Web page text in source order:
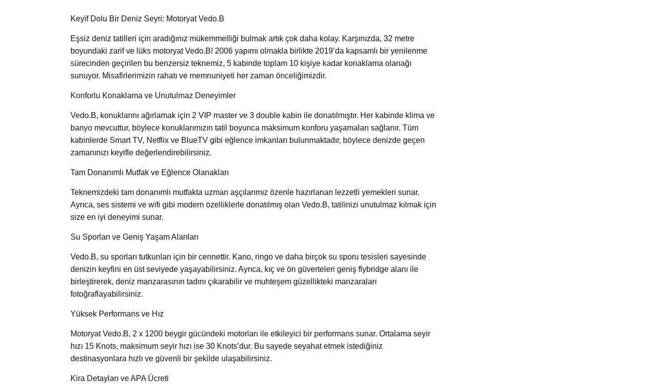
Keyif Dolu Bir Deniz Seyri: Motoryat Vedo.B
Eşsiz deniz tatilleri için aradığınız mükemmelliği bulmak artık çok daha kolay. Karşınızda, 32 metre
boyundaki zarif ve lüks motoryat Vedo.B! 2006 yapımı olmakla birlikte 2019’da kapsamlı bir yenilenme
sürecinden geçirilen bu benzersiz teknemiz, 5 kabinde toplam 10 kişiye kadar konaklama olanağı
sunuyor. Misafirlerimizin rahatı ve memnuniyeti her zaman önceliğimizdir.
Konforlu Konaklama ve Unutulmaz Deneyimler
Vedo.B, konuklarını ağırlamak için 2 VIP master ve 3 double kabin ile donatılmıştır. Her kabinde klima ve
banyo mevcuttur, böylece konuklarımızın tatil boyunca maksimum konforu yaşamaları sağlanır. Tüm
kabinlerde Smart TV, Netflix ve BlueTV gibi eğlence imkanları bulunmaktadır, böylece denizde geçen
zamanınızı keyifle değerlendirebilirsiniz.
Tam Donanımlı Mutfak ve Eğlence Olanakları
Teknemizdeki tam donanımlı mutfakta uzman aşçılarımız özenle hazırlanan lezzetli yemekleri sunar.
Ayrıca, ses sistemi ve wifi gibi modern özelliklerle donatılmış olan Vedo.B, tatilinizi unutulmaz kılmak için
size en iyi deneyimi sunar.
Su Sporları ve Geniş Yaşam Alanları
Vedo.B, su sporları tutkunları için bir cennettir. Kano, ringo ve daha birçok su sporu tesisleri sayesinde
denizin keyfini en üst seviyede yaşayabilirsiniz. Ayrıca, kıç ve ön güverteleri geniş flybridge alanı ile
birleştirerek, deniz manzarasının tadını çıkarabilir ve muhteşem güzellikteki manzaraları
fotoğraflayabilirsiniz.
Yüksek Performans ve Hız
Motoryat Vedo.B, 2 x 1200 beygir gücündeki motorları ile etkileyici bir performans sunar. Ortalama seyir
hızı 15 Knots, maksimum seyir hızı ise 30 Knots’dur. Bu sayede seyahat etmek istediğiniz
destinasyonlara hızlı ve güvenli bir şekilde ulaşabilirsiniz.
Kira Detayları ve APA Ücreti